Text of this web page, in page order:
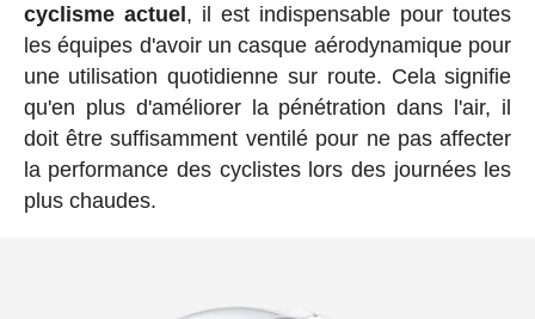
cyclisme actuel , il est indispensable pour toutes
les équipes d'avoir un casque aérodynamique pour
une utilisation quotidienne sur route. Cela signifie
qu'en plus d'améliorer la pénétration dans l'air, il
doit être suffisamment ventilé pour ne pas affecter
la performance des cyclistes lors des journées les
plus chaudes.